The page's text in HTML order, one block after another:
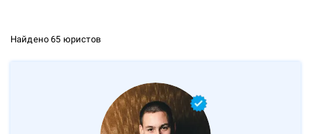
Найдено 65 юристов